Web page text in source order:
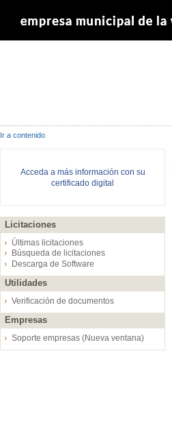
Ir a contenido
Acceda a más información con su
certificado digital
Licitaciones
Últimas licitaciones
Búsqueda de licitaciones
Descarga de Software
Utilidades
Verificación de documentos
Empresas
Soporte empresas (Nueva ventana)